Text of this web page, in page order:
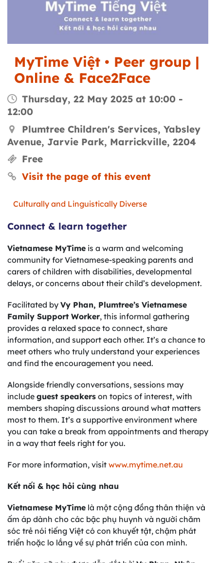
MyTime Việt • Peer group |
Online & Face2Face
Thursday, 22 May 2025 at 10:00 -
12:00
Plumtree Children's Services, Yabsley
Avenue, Jarvie Park, Marrickville, 2204
Free
Visit the page of this event
Culturally and Linguistically Diverse
Connect & learn together
Vietnamese MyTime is a warm and welcoming
community for Vietnamese-speaking parents and
carers of children with disabilities, developmental
delays, or concerns about their child’s development.
Facilitated by Vy Phan, Plumtree’s Vietnamese
Family Support Worker, this informal gathering
provides a relaxed space to connect, share
information, and support each other. It’s a chance to
meet others who truly understand your experiences
and find the encouragement you need.
Alongside friendly conversations, sessions may
include guest speakers on topics of interest, with
members shaping discussions around what matters
most to them. It’s a supportive environment where
you can take a break from appointments and therapy
in a way that feels right for you.
For more information, visit www.mytime.net.au
Kết nối & học hỏi cùng nhau
Vietnamese MyTime là một cộng đồng thân thiện và
ấm áp dành cho các bậc phụ huynh và người chăm
sóc trẻ nói tiếng Việt có con khuyết tật, chậm phát
triển hoặc lo lắng về sự phát triển của con mình.